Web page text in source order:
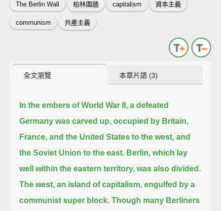
The Berlin Wall 柏林圍牆 capitalism 資本主義
communism 共產主義
全文瀏覽 本章片語 (3)
In the embers of World War II, a defeated
Germany was carved up, occupied by Britain,
France, and the United States to the west, and
the Soviet Union to the east. Berlin, which lay
well within the eastern territory, was also divided.
The west, an island of capitalism, engulfed by a
communist super block. Though many Berliners